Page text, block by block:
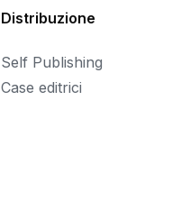
Distribuzione
Self Publishing
Case editrici